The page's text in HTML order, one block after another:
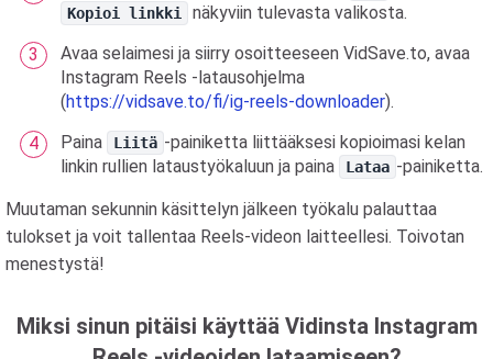
Kopioi linkki
näkyviin tulevasta valikosta.
Avaa selaimesi ja siirry osoitteeseen VidSave.to, avaa
Instagram Reels -latausohjelma
(https://vidsave.to/fi/ig-reels-downloader).
Paina
Liitä -painiketta liittääksesi kopioimasi kelan
linkin rullien lataustyökaluun ja paina
Lataa -painiketta.
Muutaman sekunnin käsittelyn jälkeen työkalu palauttaa
tulokset ja voit tallentaa Reels-videon laitteellesi. Toivotan
menestystä!
Miksi sinun pitäisi käyttää Vidinsta Instagram